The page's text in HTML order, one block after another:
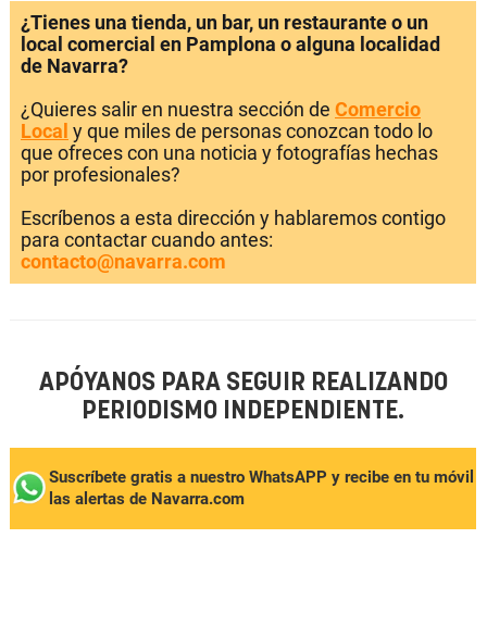
¿Tienes una tienda, un bar, un restaurante o un
local comercial en Pamplona o alguna localidad
de Navarra?
¿Quieres salir en nuestra sección de Comercio
Local y que miles de personas conozcan todo lo
que ofreces con una noticia y fotografías hechas
por profesionales?
Escríbenos a esta dirección y hablaremos contigo
para contactar cuando antes:
contacto@navarra.com
APÓYANOS PARA SEGUIR REALIZANDO
PERIODISMO INDEPENDIENTE.
Suscríbete gratis a nuestro WhatsAPP y recibe en tu móvil
las alertas de Navarra.com